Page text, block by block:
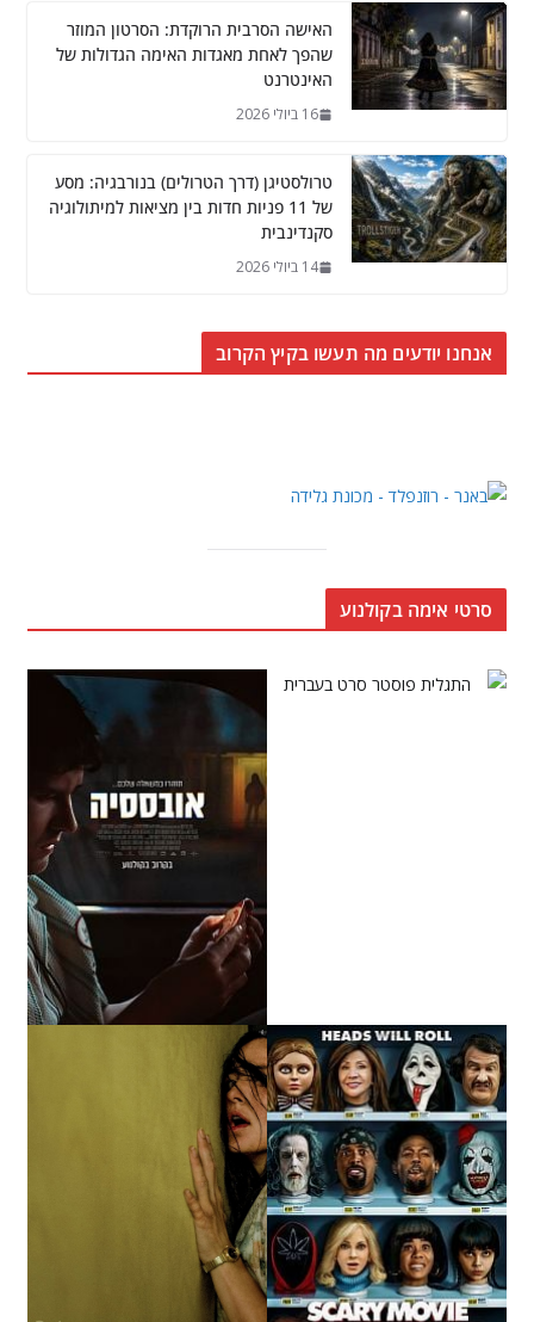
האישה הסרבית הרוקדת: הסרטון המוזר
שהפך לאחת מאגדות האימה הגדולות של
האינטרנט
16 ביולי 2026
טרולסטיגן (דרך הטרולים) בנורבגיה: מסע
של 11 פניות חדות בין מציאות למיתולוגיה
סקנדינבית
14 ביולי 2026
אנחנו יודעים מה תעשו בקיץ הקרוב
סרטי אימה בקולנוע